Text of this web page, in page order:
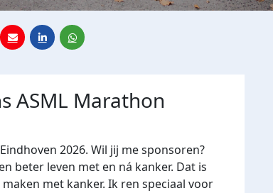
ASML Marathon
2026. Wil jij me sponsoren?
beter leven met en ná kanker. Dat is
met kanker. Ik ren speciaal voor